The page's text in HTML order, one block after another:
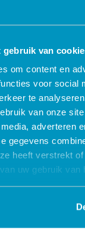
gebruik van
om content en
voor social
te
van onze
adverteren
gegevens
heeft verstrekt
uw gebruik van
in de